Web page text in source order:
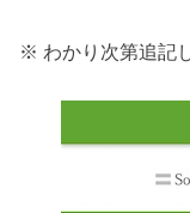
※ わかり次第追記